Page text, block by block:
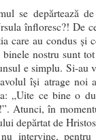
se depărtează
înfloresc?! De
care au condus și
nostru sunt
e simplu. Si-au
își atrage noi
„Uite ce bine o
Atunci, în
depărtat de
nu intervine,